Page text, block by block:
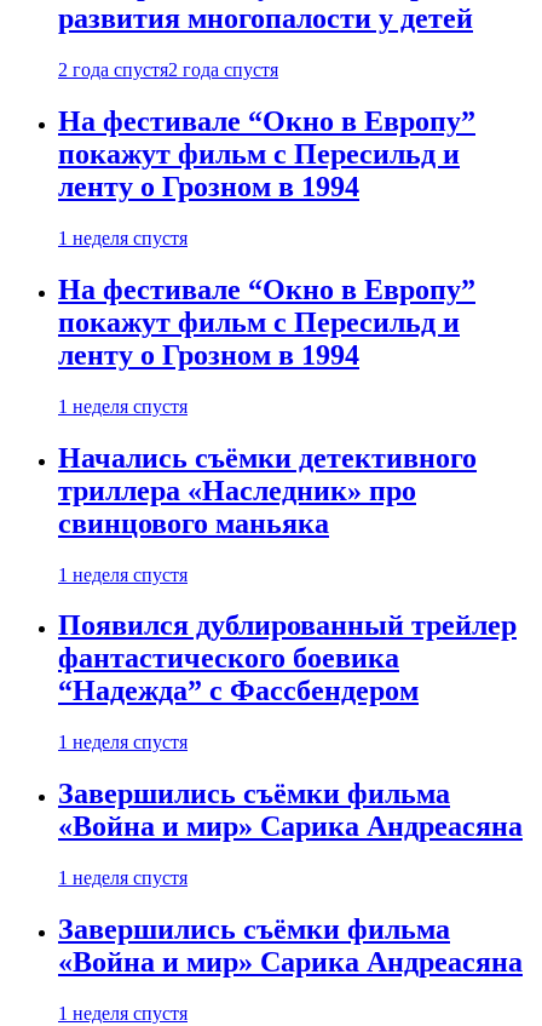
развития многопалости у детей
2 года спустя2 года спустя
На фестивале “Окно в Европу”
покажут фильм с Пересильд и
ленту о Грозном в 1994
1 неделя спустя
На фестивале “Окно в Европу”
покажут фильм с Пересильд и
ленту о Грозном в 1994
1 неделя спустя
Начались съёмки детективного
триллера «Наследник» про
свинцового маньяка
1 неделя спустя
Появился дублированный трейлер
фантастического боевика
“Надежда” с Фассбендером
1 неделя спустя
Завершились съёмки фильма
«Война и мир» Сарика Андреасяна
1 неделя спустя
Завершились съёмки фильма
«Война и мир» Сарика Андреасяна
1 неделя спустя